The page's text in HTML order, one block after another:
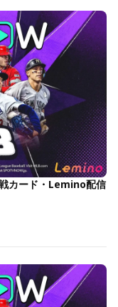
カード・Lemino配信